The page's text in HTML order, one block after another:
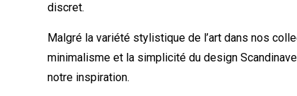
discret.
Malgré la variété stylistique de l’art dans nos
minimalisme et la simplicité du design
notre inspiration.